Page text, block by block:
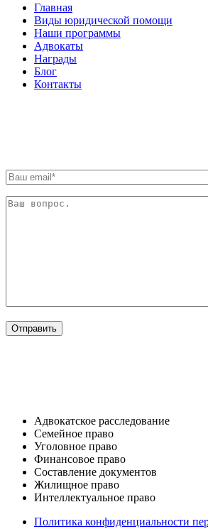
Главная
Виды юридической помощи
Наши программы
Адвокаты
Награды
Блог
Контакты
Адвокатское расследование
Семейное право​
Уголовное право​
Финансовое право
Составление документов​
Жилищное право​
Интеллектуальное право
Политика конфиденциальности